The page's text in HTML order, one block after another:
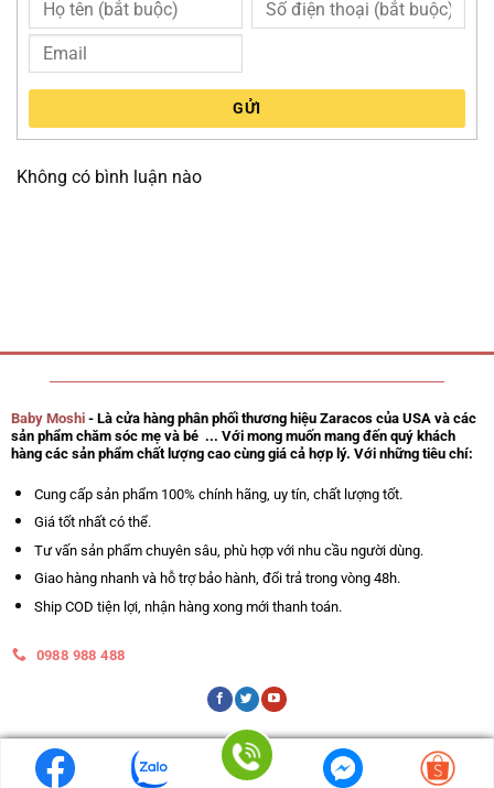
GỬI
Không có bình luận nào
Baby Moshi- Là cửa hàng phân phối thương hiệu Zaracos của USA và các
sản phẩm chăm sóc mẹ và bé ... Với mong muốn mang đến quý khách
hàng các sản phẩm chất lượng cao cùng giá cả hợp lý. Với những tiêu chí:
Cung cấp sản phẩm 100% chính hãng, uy tín, chất lượng tốt.
Giá tốt nhất có thể.
Tư vấn sản phẩm chuyên sâu, phù hợp với nhu cầu người dùng.
Giao hàng nhanh và hỗ trợ bảo hành, đổi trả trong vòng 48h.
Ship COD tiện lợi, nhận hàng xong mới thanh toán.
0988 988 488